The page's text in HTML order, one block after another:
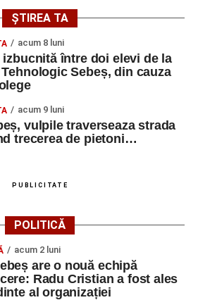
ȘTIREA TA
acum 8 luni
izbucnită între doi elevi de la
Sebeș, din cauza
acum 9 luni
vulpile traverseaza strada
trecerea de pietoni…
PUBLICITATE
POLITICĂ
acum 2 luni
are o nouă echipă
Radu Cristian a fost ales
al organizației